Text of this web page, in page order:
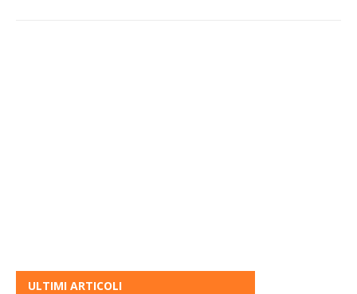
ULTIMI ARTICOLI